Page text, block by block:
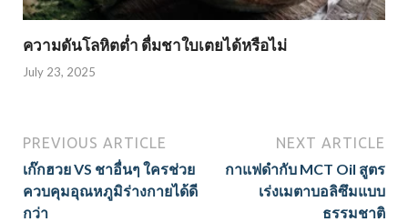
ความดันโลหิตต่ำ ดื่มชาใบเตยได้หรือไม่
July 23, 2025
PREVIOUS ARTICLE
เก๊กฮวย VS ชาอื่นๆ ใครช่วย
ควบคุมอุณหภูมิร่างกายได้ดี
กว่า
NEXT ARTICLE
กาแฟดำกับ MCT Oil สูตร
เร่งเมตาบอลิซึมแบบ
ธรรมชาติ